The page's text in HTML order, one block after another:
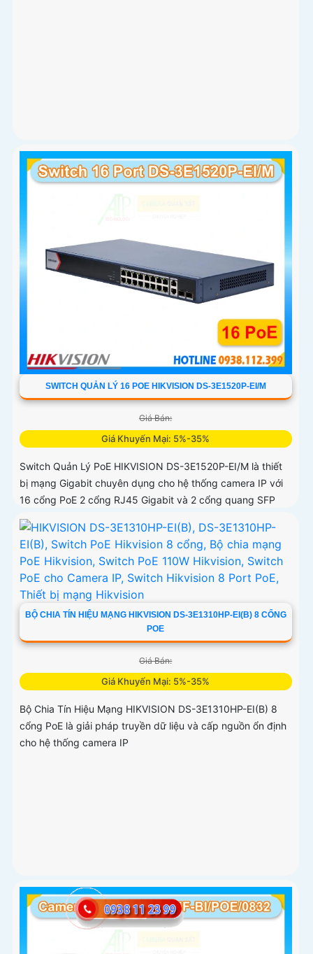
SWITCH QUẢN LÝ 16 POE HIKVISION DS-3E1520P-EI/M
Giá Bán:
Giá Khuyến Mại: 5%-35%
Switch Quản Lý PoE HIKVISION DS-3E1520P-EI/M là thiết
bị mạng Gigabit chuyên dụng cho hệ thống camera IP với
16 cổng PoE 2 cổng RJ45 Gigabit và 2 cổng quang SFP
BỘ CHIA TÍN HIỆU MẠNG HIKVISION DS-3E1310HP-EI(B) 8 CỔNG
POE
Giá Bán:
Giá Khuyến Mại: 5%-35%
Bộ Chia Tín Hiệu Mạng HIKVISION DS-3E1310HP-EI(B) 8
cổng PoE là giải pháp truyền dữ liệu và cấp nguồn ổn định
cho hệ thống camera IP